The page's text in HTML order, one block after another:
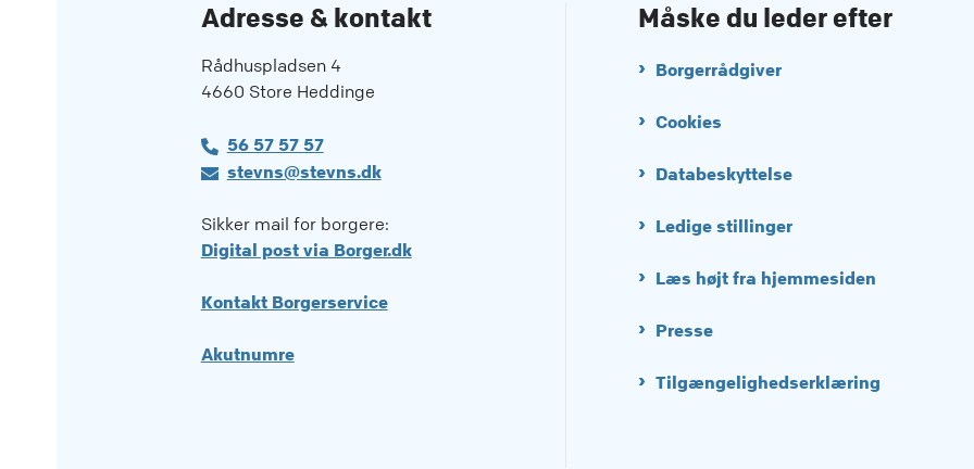
Adresse & kontakt
Rådhuspladsen 4
4660 Store Heddinge
56 57 57 57
stevns@stevns.dk
Sikker mail for borgere:
Digital post via Borger.dk
Kontakt Borgerservice
Akutnumre
Måske du leder efter
Borgerrådgiver
Cookies
Databeskyttelse
Ledige stillinger
Læs højt fra hjemmesiden
Presse
Tilgængelighedserklæring